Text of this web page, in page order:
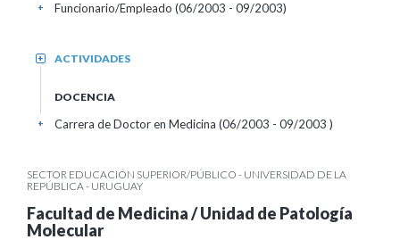
Funcionario/Empleado (06/2003 - 09/2003)
+
ACTIVIDADES
+
DOCENCIA
Carrera de Doctor en Medicina (06/2003 - 09/2003 )
+
SECTOR EDUCACIÓN SUPERIOR/PÚBLICO - UNIVERSIDAD DE LA
REPÚBLICA - URUGUAY
Facultad de Medicina / Unidad de Patología
Molecular